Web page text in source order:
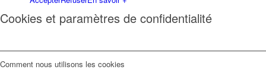
Cookies et paramètres de confidentialité
Comment nous utilisons les cookies